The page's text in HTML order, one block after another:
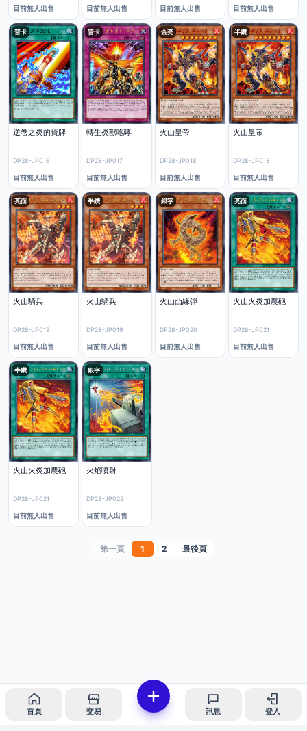
目前無人出售 目前無人出售 目前無人出售 目前無人出售
普卡
逆卷之炎的寶牌
DP28-JP016
目前無人出售
普卡
轉生炎獸咆哮
DP28-JP017
目前無人出售
金亮
火山皇帝
DP28-JP018
目前無人出售
半鑽
火山皇帝
DP28-JP018
目前無人出售
亮面
火山騎兵
DP28-JP019
目前無人出售
半鑽
火山騎兵
DP28-JP019
目前無人出售
銀字
火山凸緣彈
DP28-JP020
目前無人出售
亮面
火山火炎加農砲
DP28-JP021
目前無人出售
半鑽
火山火炎加農砲
DP28-JP021
目前無人出售
銀字
火焰噴射
DP28-JP022
目前無人出售
第一頁 1 2 最後頁
首頁 交易 訊息 登入